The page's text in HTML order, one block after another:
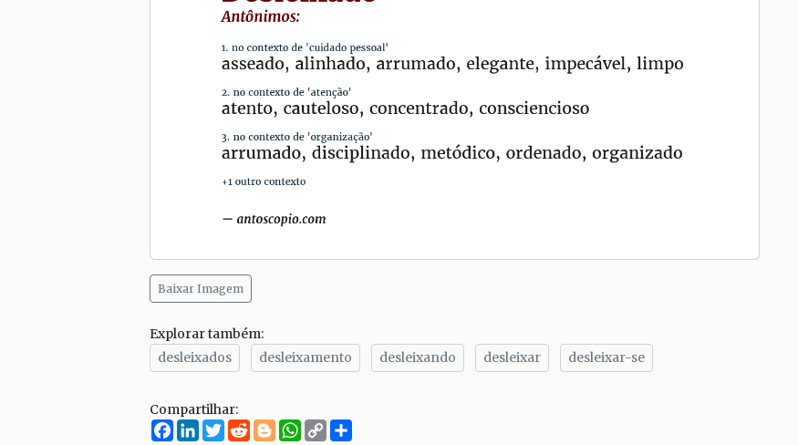
Baixar Imagem
Explorar também:
desleixados
desleixamento desleixando desleixar desleixar-se
Compartilhar:
Facebook
LinkedIn
Twitter
RedditBloggerWhatsApp
Copy
Link